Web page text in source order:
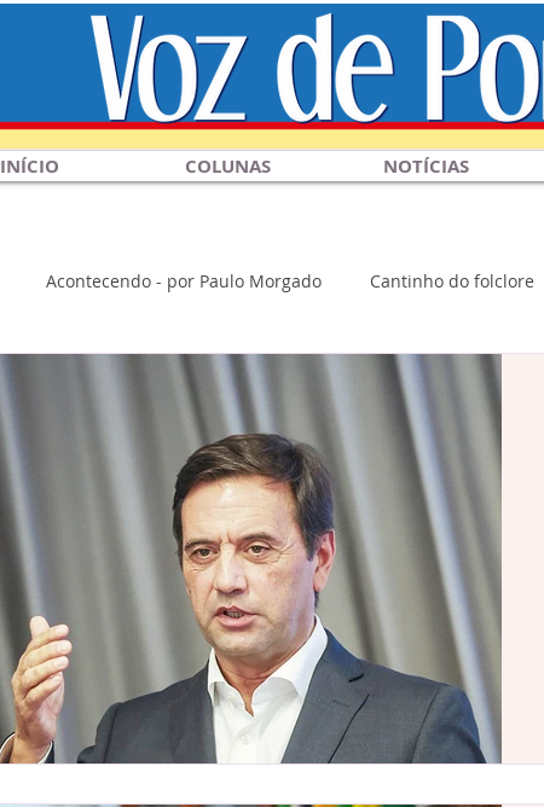
INÍCIO COLUNAS NOTÍCIAS
Acontecendo - por Paulo Morgado Cantinho do folclore
Geral & Turismo Esportes